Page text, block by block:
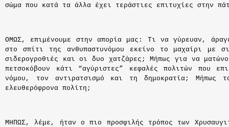
σώμα που κατά τα άλλα έχει τεράστιες επιτυχίες στην
ΟΜΩΣ, επιμένουμε στην απορία μας: Τι να γύρευαν,
στο σπίτι της ανθυπαστυνόμου εκείνο το μαχαίρι με
σιδερογροθιές και οι δυο χατζάρες; Μήπως για να
πετσοκόβουν κάτι “αγύριστες” κεφαλές πολιτών που
νόμου, τον αντιρατσισμό και τη δημοκρατία; Μήπως
ελευθερόφρονα πολίτη;
ΜΗΠΩΣ, λέμε, ήταν ο πιο προσφιλής τρόπος των